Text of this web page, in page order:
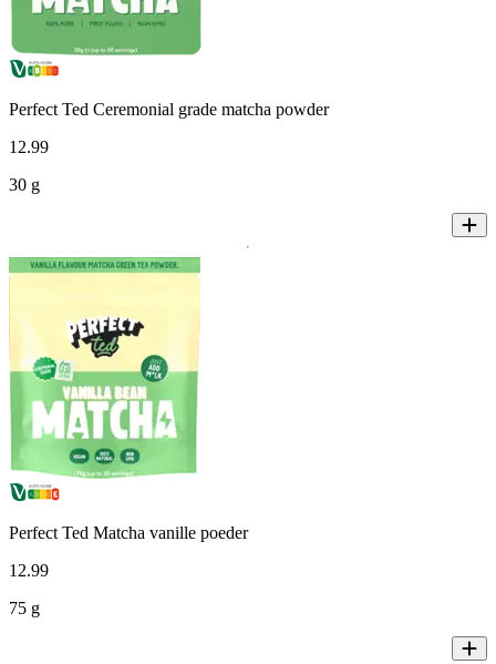
Perfect Ted Ceremonial grade matcha powder
12.99
30 g
Perfect Ted Matcha vanille poeder
12.99
75 g